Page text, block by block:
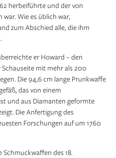
herbeiführte und der von
Wie es üblich war,
zum Abschied alle, die ihm
er Howard – den
mit mehr als 200
Die 94,6 cm lange Prunkwaffe
das von einem
und aus Diamanten geformte
Die Anfertigung des
Forschungen auf um 1760
des 18.